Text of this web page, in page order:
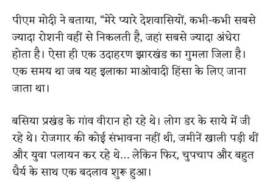
पीएम मोदी ने बताया, “मेरे प्यारे देशवासियों, कभी-कभी सबसे
ज्यादा रोशनी वहीं से निकलती है, जहां सबसे ज्यादा अंधेरा
होता है। ऐसा ही एक उदाहरण झारखंड का गुमला जिला है।
एक समय था जब यह इलाका माओवादी हिंसा के लिए जाना
जाता था।
बसिया प्रखंड के गांव वीरान हो रहे थे। लोग डर के साये में जी
रहे थे। रोजगार की कोई संभावना नहीं थी, जमीनें खाली पड़ी थीं
और युवा पलायन कर रहे थे… लेकिन फिर, चुपचाप और बहुत
धैर्य के साथ एक बदलाव शुरू हुआ।